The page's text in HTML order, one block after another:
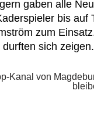
gaben alle
bis auf
zum
durften sich zeigen.